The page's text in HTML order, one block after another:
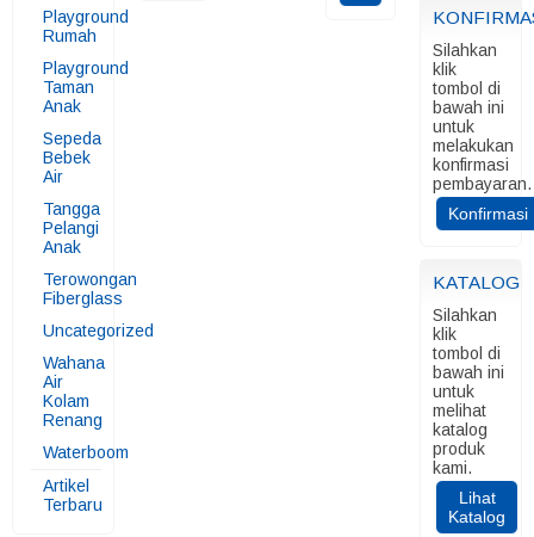
Playground
Rumah
Playground
Taman
Anak
Sepeda
Bebek
Air
Tangga
Pelangi
Anak
Terowongan
Fiberglass
Uncategorized
Wahana
Air
Kolam
Renang
Waterboom
Artikel
Terbaru
Silahkan
klik
tombol di
bawah ini
untuk
melakukan
konfirmasi
pembayaran.
Konfirmasi
KATALOG
Silahkan
klik
tombol di
bawah ini
untuk
melihat
katalog
produk
kami.
Lihat
Katalog